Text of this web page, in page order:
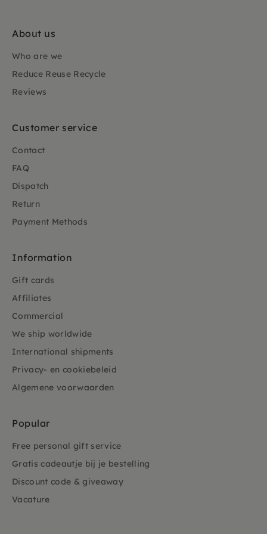
About us
Who are we
Reduce Reuse Recycle
Reviews
Customer service
Contact
FAQ
Dispatch
Return
Payment Methods
Information
Gift cards
Affiliates
Commercial
We ship worldwide
International shipments
Privacy- en cookiebeleid
Algemene voorwaarden
Popular
Free personal gift service
Gratis cadeautje bij je bestelling
Discount code & giveaway
Vacature